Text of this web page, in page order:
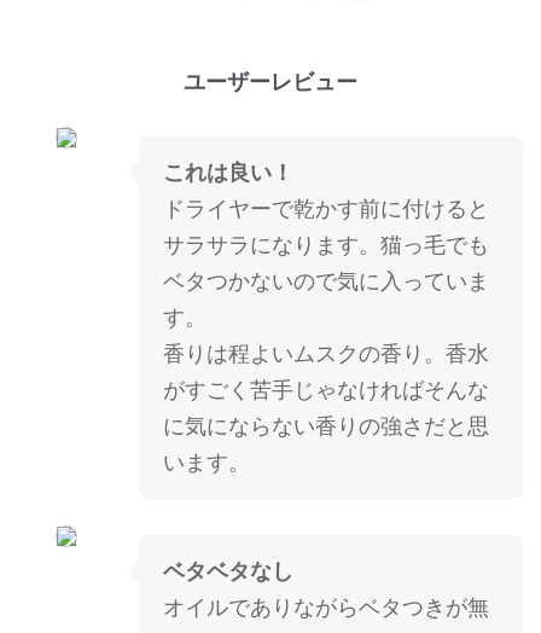
ユーザーレビュー
これは良い！
ドライヤーで乾かす前に付けると
サラサラになります。猫っ毛でも
ベタつかないので気に入っていま
す。
香りは程よいムスクの香り。香水
がすごく苦手じゃなければそんな
に気にならない香りの強さだと思
います。
ベタベタなし
オイルでありながらベタつきが無